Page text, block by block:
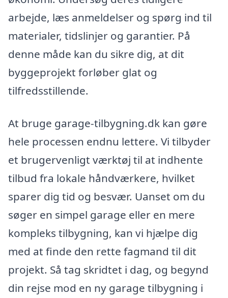
arbejde, læs anmeldelser og spørg ind til
materialer, tidslinjer og garantier. På
denne måde kan du sikre dig, at dit
byggeprojekt forløber glat og
tilfredsstillende.
At bruge garage-tilbygning.dk kan gøre
hele processen endnu lettere. Vi tilbyder
et brugervenligt værktøj til at indhente
tilbud fra lokale håndværkere, hvilket
sparer dig tid og besvær. Uanset om du
søger en simpel garage eller en mere
kompleks tilbygning, kan vi hjælpe dig
med at finde den rette fagmand til dit
projekt. Så tag skridtet i dag, og begynd
din rejse mod en ny garage tilbygning i